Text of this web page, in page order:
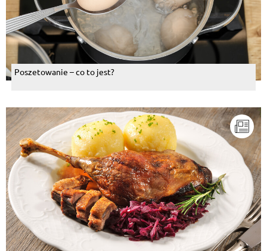
Poszetowanie – co to jest?